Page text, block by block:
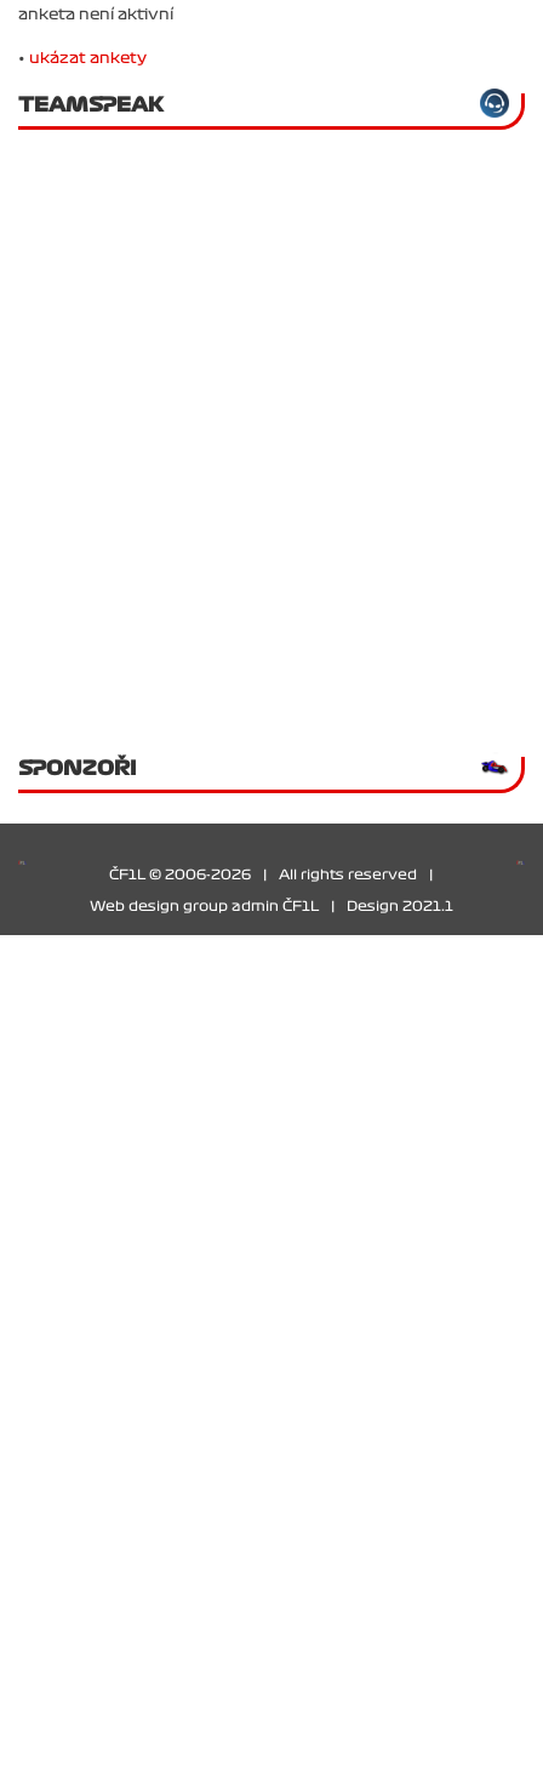
anketa není aktivní
• ukázat ankety
TEAMSPEAK
SPONZOŘI
ČF1L © 2006-2026 All rights reserved
Web design group admin ČF1L Design 2021.1